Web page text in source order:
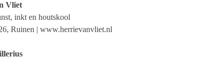
Vliet
inkt en houtskool
Ruinen | www.herrievanvliet.nl